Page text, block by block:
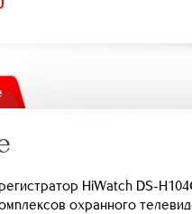
HiWatch DS-
охранного